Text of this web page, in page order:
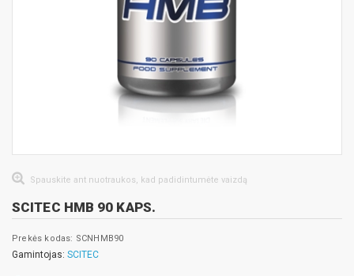
Spauskite ant nuotraukos, kad padidintumėte vaizdą
SCITEC HMB 90 KAPS.
Prekės kodas: SCNHMB90
Gamintojas: SCITEC